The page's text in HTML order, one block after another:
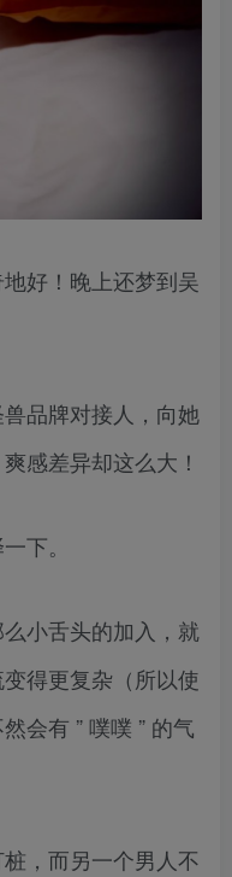
好！晚上还梦到吴
品牌对接人，向她
感差异却这么大！
下。
小舌头的加入，就
得更复杂（所以使
会有 ” 噗噗 ” 的气
，而另一个男人不